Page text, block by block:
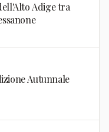
Adige tra
Autunnale